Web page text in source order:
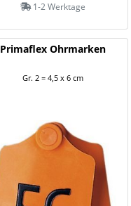
1-2 Werktage
Primaflex Ohrmarken
Gr. 2 = 4,5 x 6 cm